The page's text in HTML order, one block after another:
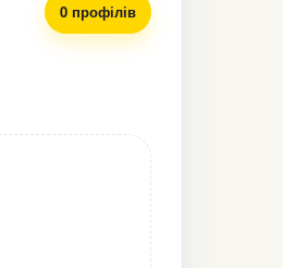
0 профілів